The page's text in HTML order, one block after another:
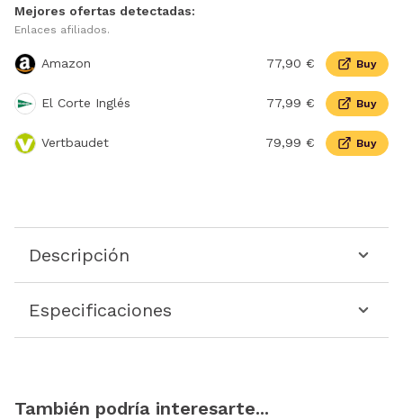
Mejores ofertas detectadas:
Enlaces afiliados.
Amazon 77,90 € Buy
El Corte Inglés 77,99 € Buy
Vertbaudet 79,99 € Buy
Descripción
Especificaciones
También podría interesarte...